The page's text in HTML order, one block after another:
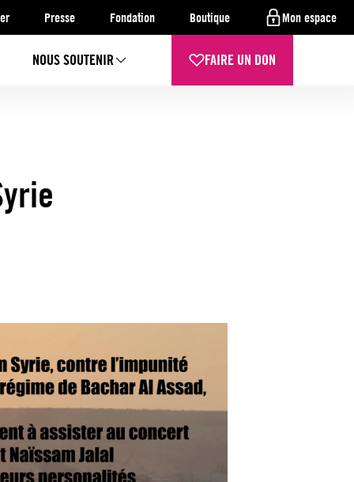
Presse Fondation Boutique Mon espace
NOUS SOUTENIR FAIRE UN DON